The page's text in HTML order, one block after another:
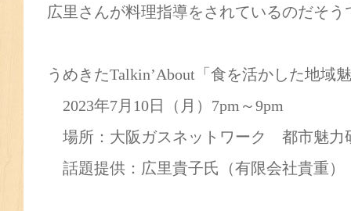
広里さんが料理指導をされているのだそう
うめきたTalkin’About「食を活かした地域
2023年7月10日（月）7pm～9pm
場所：大阪ガスネットワーク 都市魅
話題提供：広里貴子氏（有限会社貴重